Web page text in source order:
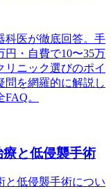
科医が徹底回答。手
円・自費で10〜35万
リニック選びのポイ
問を網羅的に解説し
。
と低侵襲手術
と低侵襲手術につい